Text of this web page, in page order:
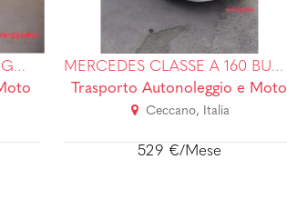
MERCEDES CLASSE A 160 BUSINESS - RENT TO BUY-SENZA BUSTA BAGA! LA TUA NUOVA KIA STONIC SENZA SEGNALAZIONI O CONTROLLI BANCARI!
Trasporto Autonoleggio e Moto
Roma, Italia
448 €/Mese